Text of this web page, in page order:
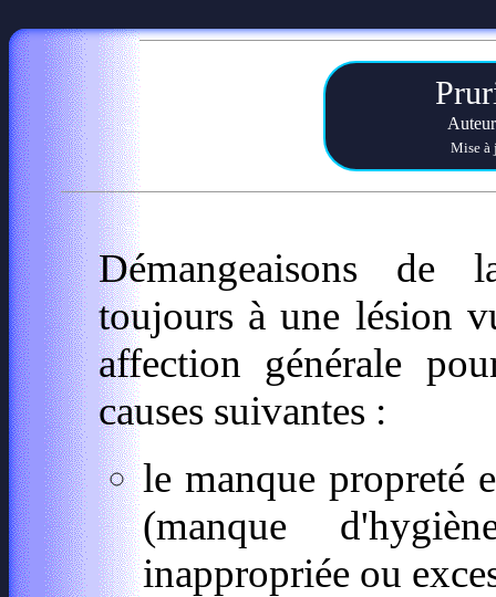
Mise
Démangeaisons de
toujours à une lésion
affection générale
causes suivantes :
le manque propreté
(manque
inappropriée ou